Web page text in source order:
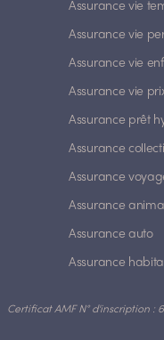
Assurance vie
Assurance vie
Assurance vie
Assurance vie
Assurance prêt
Assurance
Assurance
Assurance
Assurance auto
Assurance
Certificat AMF N° d'inscription :